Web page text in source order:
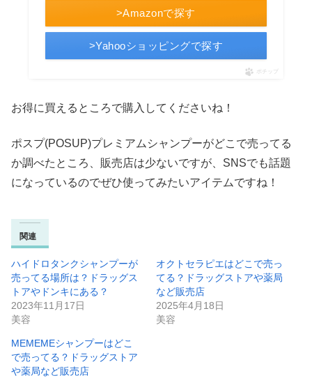
>Amazonで探す
>Yahooショッピングで探す
ポチップ
お得に買えるところで購入してくださいね！
ポスプ(POSUP)プレミアムシャンプーがどこで売ってる
か調べたところ、販売店は少ないですが、SNSでも話題
になっているのでぜひ使ってみたいアイテムですね！
関連
ハイドロタンクシャンプーが
売ってる場所は？ドラッグス
トアやドンキにある？
2023年11月17日
美容
オクトセラピエはどこで売っ
てる？ドラッグストアや薬局
など販売店
2025年4月18日
美容
MEMEMEシャンプーはどこ
で売ってる？ドラッグストア
や薬局など販売店